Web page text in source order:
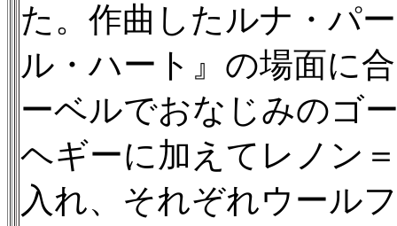
た。作曲したルナ・パ
ル・ハート』の場面に
ーベルでおなじみのゴ
ヘギーに加えてレノン
入れ、それぞれウール